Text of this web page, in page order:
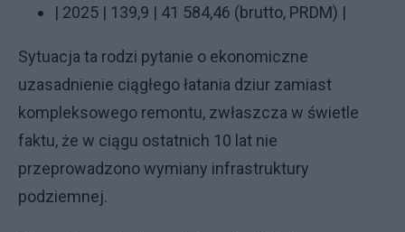
| 2025 | 139,9 | 41 584,46 (brutto, PRDM) |
Sytuacja ta rodzi pytanie o ekonomiczne
uzasadnienie ciągłego łatania dziur zamiast
kompleksowego remontu, zwłaszcza w świetle
faktu, że w ciągu ostatnich 10 lat nie
przeprowadzono wymiany infrastruktury
podziemnej.